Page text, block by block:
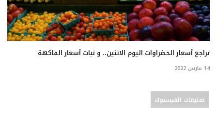
تراجع أسعار الخضراوات اليوم الاثنين.. و ثبات أسعار الفاكهة
14 مارس 2022
تعليقات الفيسبوك